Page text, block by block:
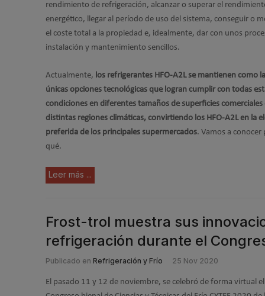
rendimiento de refrigeración, alcanzar o superar el
energético, llegar al período de uso del sistema, conseguir o
el coste total a la propiedad e, idealmente, dar con unos
instalación y mantenimiento sencillos.
Actualmente, los refrigerantes HFO-A2L se mantienen como
únicas opciones tecnológicas que logran cumplir con todas
condiciones en diferentes tamaños de superficies comerciales
distintas regiones climáticas, convirtiendo los HFO-A2L en la
preferida de los principales supermercados. Vamos a conocer
qué.
Leer más ...
Frost-trol muestra sus
refrigeración durante el
Publicado en Refrigeración y Frío 25 Nov 2020
El pasado 11 y 12 de noviembre, se celebró de forma virtual el